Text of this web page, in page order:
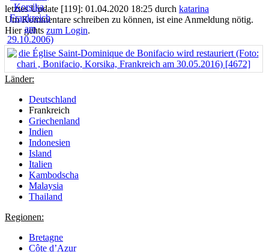
letztes Update [119]: 01.04.2020 18:25 durch katarina
Um Kommentare schreiben zu können, ist eine Anmeldung nötig.
Hier gehts zum Login.
Länder:
Deutschland
Frankreich
Griechenland
Indien
Indonesien
Island
Italien
Kambodscha
Malaysia
Thailand
Regionen:
Bretagne
Côte d’Azur